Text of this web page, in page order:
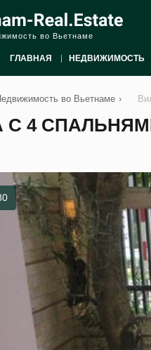
во Вьетнаме
ГЛАВНАЯ НЕДВИЖИМОСТЬ
во Вьетнаме ›
С 4